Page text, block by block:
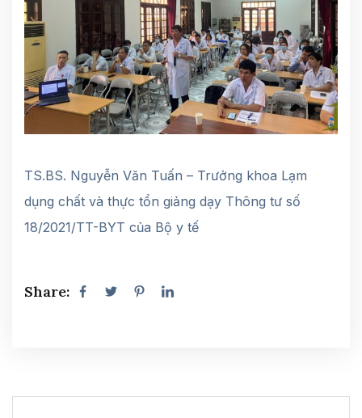
TS.BS. Nguyễn Văn Tuấn – Trưởng khoa Lạm
dụng chất và thực tổn giảng dạy Thông tư số
18/2021/TT-BYT của Bộ y tế
Share: